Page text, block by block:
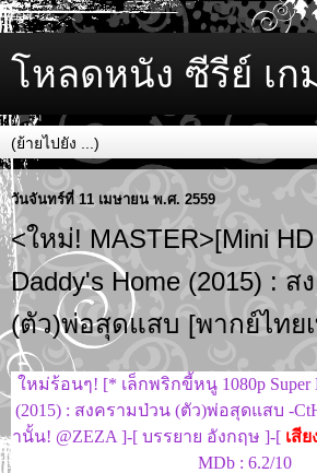
โหลดหนัง ซีรีย์ เก
วันจันทร์ที่ 11 เมษายน พ.ศ. 2559
<ใหม่! MASTER>[Mini
Daddy's Home (2015) :
(ตัว)พ่อสุดแสบ [พากย์ไทย
ใหม่ร้อนๆ! [* เล็กพริกขี้หนู 1080p Super
(2015) : สงครามป่วน (ตัว)พ่อสุดแสบ -
านั้น! @ZEZA ]-[ บรรยาย อังกฤษ ]-[ เสี
MDb : 6.2/10